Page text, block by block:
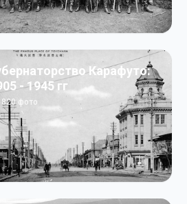
Карафуто:
- 1945 гг
820фото